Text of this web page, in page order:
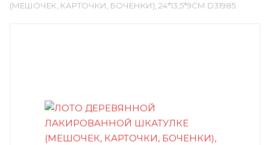
(МЕШОЧЕК, КАРТОЧКИ, БОЧЕНКИ), 24*13,5*9СМ D31985